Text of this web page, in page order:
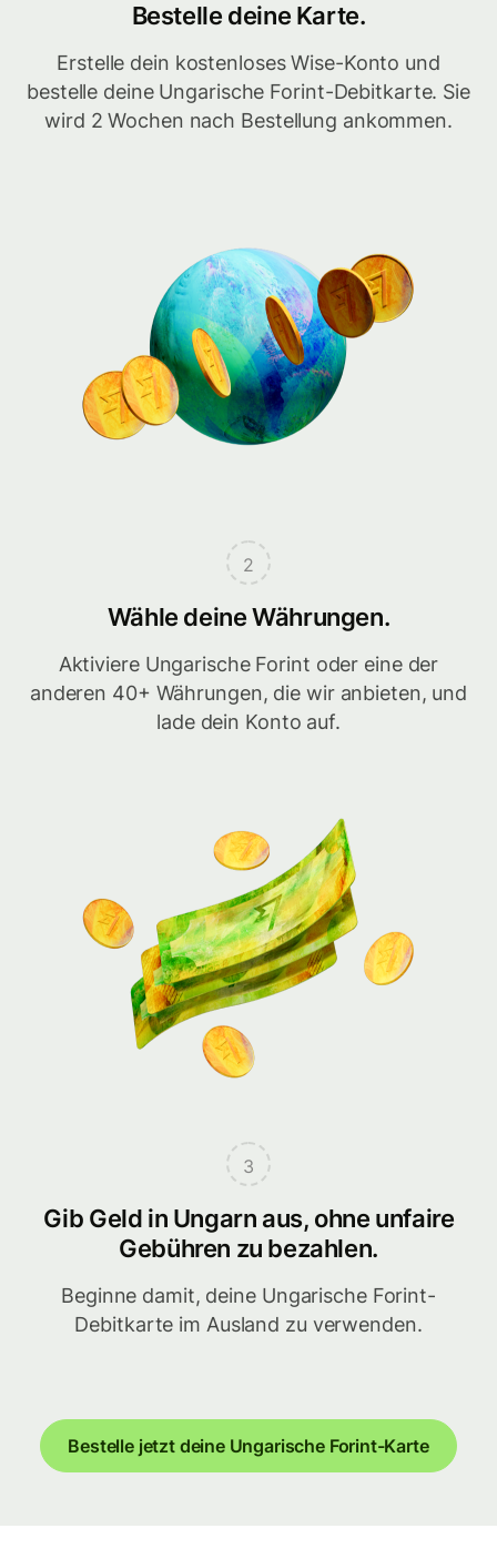
Bestelle deine Karte.
Erstelle dein kostenloses Wise-Konto und
bestelle deine Ungarische Forint-Debitkarte. Sie
wird 2 Wochen nach Bestellung ankommen.
2
Wähle deine Währungen.
Aktiviere Ungarische Forint oder eine der
anderen 40+ Währungen, die wir anbieten, und
lade dein Konto auf.
3
Gib Geld in Ungarn aus, ohne unfaire
Gebühren zu bezahlen.
Beginne damit, deine Ungarische Forint-
Debitkarte im Ausland zu verwenden.
Bestelle jetzt deine Ungarische Forint-Karte